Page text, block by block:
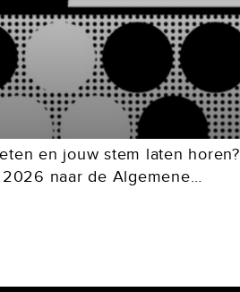
en jouw stem laten horen?
naar de Algemene